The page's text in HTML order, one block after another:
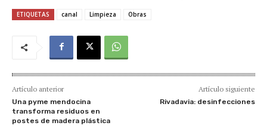
ETIQUETAS canal Limpieza Obras
Artículo anterior
Una pyme mendocina
transforma residuos en
postes de madera plástica
Artículo siguiente
Rivadavia: desinfecciones